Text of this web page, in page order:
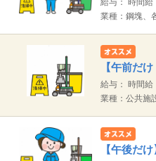
給与： 時間
円（
業種：鋼塊、
【午前だ
除スタッフ
給与： 時間
場合 47,880
業種：公共施
【午後だ